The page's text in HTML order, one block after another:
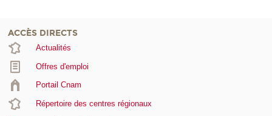
ACCÈS DIRECTS
Actualités
Offres d'emploi
Portail Cnam
Répertoire des centres régionaux